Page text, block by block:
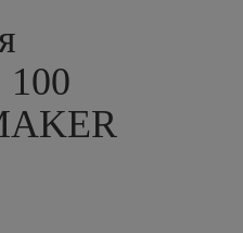
100